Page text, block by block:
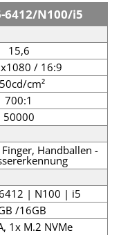
6412/N100/i5
15,6
/ 16:9
cm²
700:1
50000
Finger, Handballen -
| N100 | i5
/16GB
1x M.2 NVMe